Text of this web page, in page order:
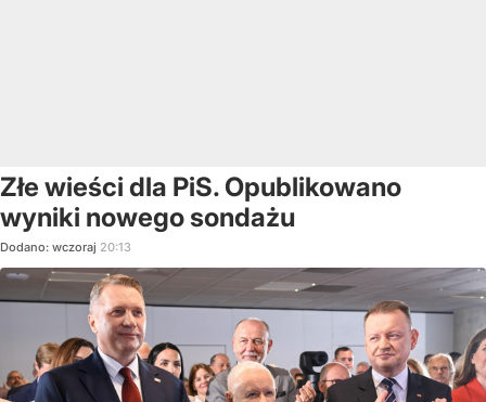
Złe wieści dla PiS. Opublikowano
wyniki nowego sondażu
Dodano: wczoraj 20:13